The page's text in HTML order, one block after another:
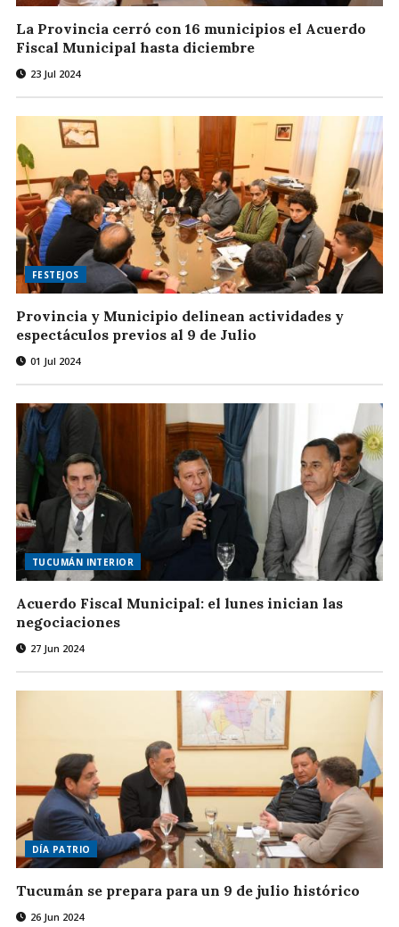
La Provincia cerró con 16 municipios el Acuerdo
Fiscal Municipal hasta diciembre
23 Jul 2024
FESTEJOS
Provincia y Municipio delinean actividades y
espectáculos previos al 9 de Julio
01 Jul 2024
TUCUMÁN INTERIOR
Acuerdo Fiscal Municipal: el lunes inician las
negociaciones
27 Jun 2024
DÍA PATRIO
Tucumán se prepara para un 9 de julio histórico
26 Jun 2024